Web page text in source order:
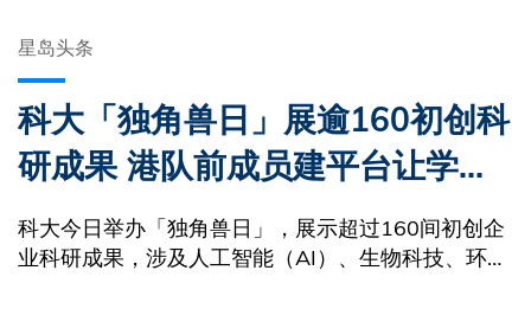
星岛头条
科大「独角兽日」展逾160初创科
研成果 港队前成员建平台让学生
「求救」
科大今日举办「独角兽日」，展示超过160间初创企
业科研成果，涉及人工智能（AI）、生物科技、环保